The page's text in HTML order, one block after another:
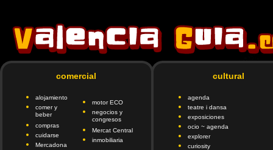
comercial
alojamiento
comer y
beber
compras
cuidarse
Mercadona
motor ECO
negocios y
congresos
Mercat Central
inmobiliaria
cultural
agenda
teatre i dansa
exposiciones
ocio ~ agenda
explorer
curiosity